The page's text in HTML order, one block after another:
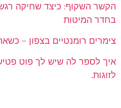
הקשר השקוף: כיצד שחיקה
בחדר המיטות
צימרים רומנטיים בצפון –
איך לספר לה שיש לך פוט
לזוגות.